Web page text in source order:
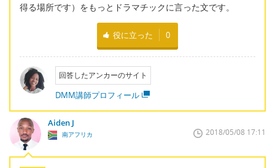
得る場所です）をもっとドラマチックに言った文です。
役に立った 0
回答したアンカーのサイト
DMM講師プロフィール
Aiden J
南アフリカ 2018/05/08 17:11